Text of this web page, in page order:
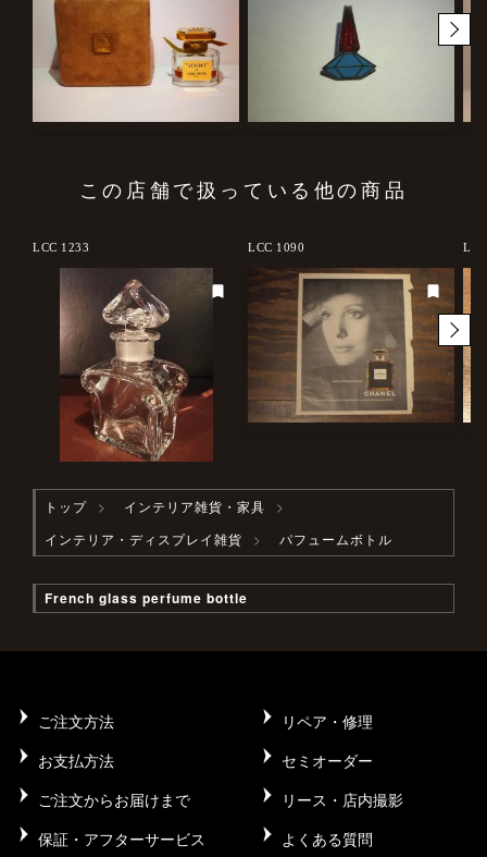
この店舗で扱っている他の商品
LCC 1233 LCC 1090
トップ
インテリア雑貨・家具
インテリア・ディスプレイ雑貨
パフュームボトル
French glass perfume bottle
ご注文方法
リペア・修理
お支払方法
セミオーダー
ご注文からお届けまで
リース・店内撮影
保証・アフターサービス
よくある質問